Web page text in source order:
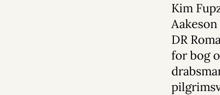
Kim
DR
for bog